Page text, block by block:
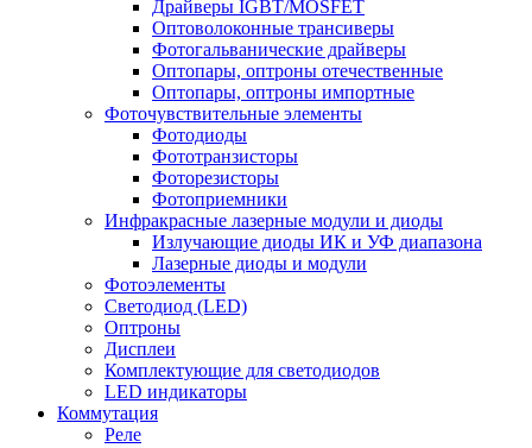
Драйверы IGBT/MOSFET
Оптоволоконные трансиверы
Фотогальванические драйверы
Оптопары, оптроны отечественные
Оптопары, оптроны импортные
Фоточувствительные элементы
Фотодиоды
Фототранзисторы
Фоторезисторы
Фотоприемники
Инфракрасные лазерные модули и диоды
Излучающие диоды ИК и УФ диапазона
Лазерные диоды и модули
Фотоэлементы
Светодиод (LED)
Оптроны
Дисплеи
Комплектующие для светодиодов
LED индикаторы
Коммутация
Реле